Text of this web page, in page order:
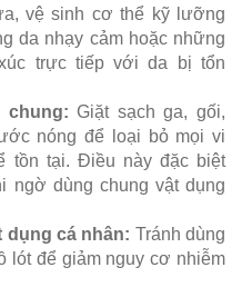
vệ sinh cơ thể kỹ lưỡng
da nhạy cảm hoặc những
trực tiếp với da bị tổn
chung: Giặt sạch ga, gối,
nóng để loại bỏ mọi vi
tồn tại. Điều này đặc biệt
ngờ dùng chung vật dụng
dụng cá nhân: Tránh dùng
lót để giảm nguy cơ nhiễm